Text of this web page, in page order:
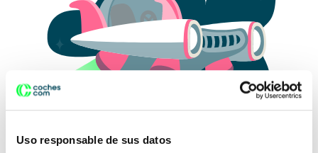
Uso responsable de sus datos